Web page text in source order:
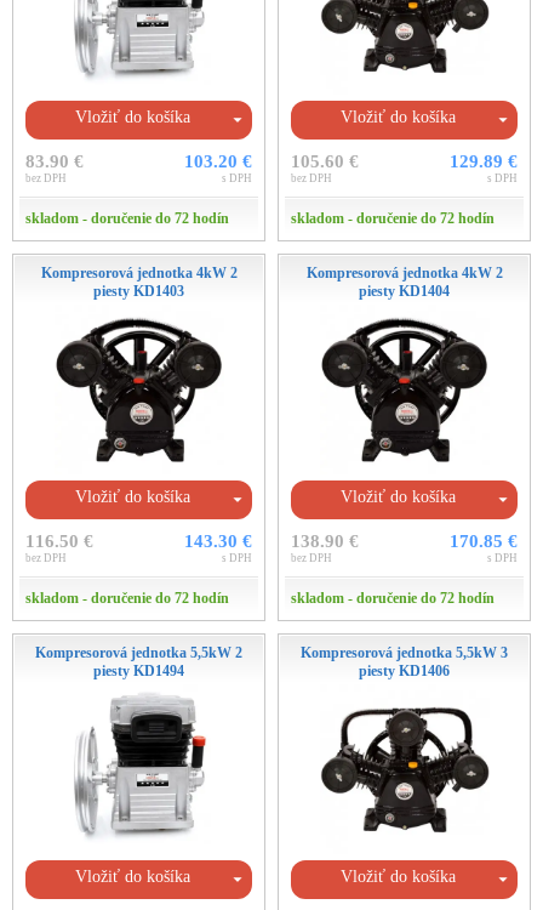
Vložiť do košíka
83.90 €
bez DPH
103.20 €
s DPH
skladom - doručenie do 72 hodín
Vložiť do košíka
105.60 €
bez DPH
129.89 €
s DPH
skladom - doručenie do 72 hodín
Kompresorová jednotka 4kW 2
piesty KD1403
Vložiť do košíka
116.50 €
bez DPH
143.30 €
s DPH
skladom - doručenie do 72 hodín
Kompresorová jednotka 4kW 2
piesty KD1404
Vložiť do košíka
138.90 €
bez DPH
170.85 €
s DPH
skladom - doručenie do 72 hodín
Kompresorová jednotka 5,5kW 2
piesty KD1494
Vložiť do košíka
Kompresorová jednotka 5,5kW 3
piesty KD1406
Vložiť do košíka